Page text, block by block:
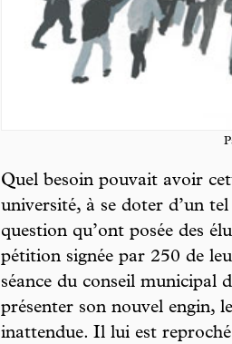
Quel besoin pouvait avoir
université, à se doter d’un
question qu’ont posée des
pétition signée par 250 de
séance du conseil municipal
présenter son nouvel engin,
inattendue. Il lui est